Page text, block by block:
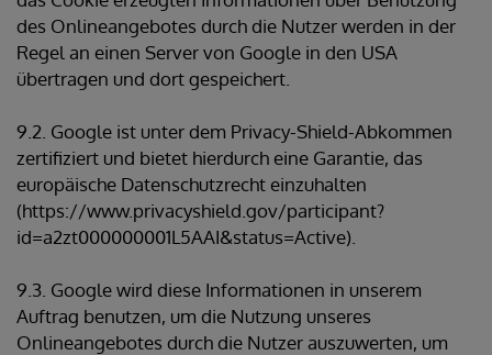
des Onlineangebotes durch die Nutzer werden in der
Regel an einen Server von Google in den USA
übertragen und dort gespeichert.
9.2. Google ist unter dem Privacy-Shield-Abkommen
zertifiziert und bietet hierdurch eine Garantie, das
europäische Datenschutzrecht einzuhalten
(https://www.privacyshield.gov/participant?
id=a2zt000000001L5AAI&status=Active).
9.3. Google wird diese Informationen in unserem
Auftrag benutzen, um die Nutzung unseres
Onlineangebotes durch die Nutzer auszuwerten, um